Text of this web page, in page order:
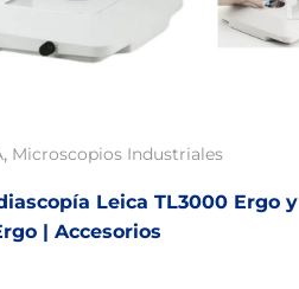
, Microscopios Industriales
Leica TL3000 Ergo y
| Accesorios